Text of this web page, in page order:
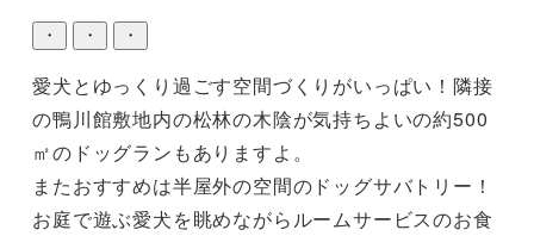
・ ・ ・
愛犬とゆっくり過ごす空間づくりがいっぱい！隣接
の鴨川館敷地内の松林の木陰が気持ちよいの約500
㎡のドッグランもありますよ。
またおすすめは半屋外の空間のドッグサバトリー！
お庭で遊ぶ愛犬を眺めながらルームサービスのお食